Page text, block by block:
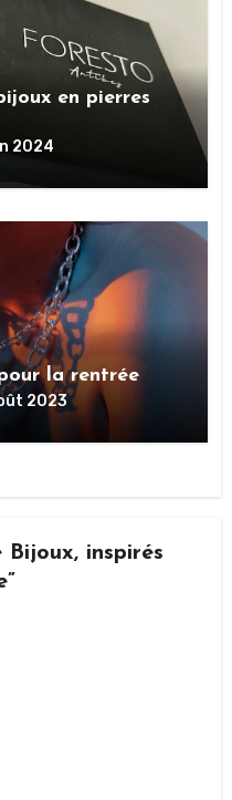
en pierres
2024
la rentrée
2023
Bijoux, inspirés